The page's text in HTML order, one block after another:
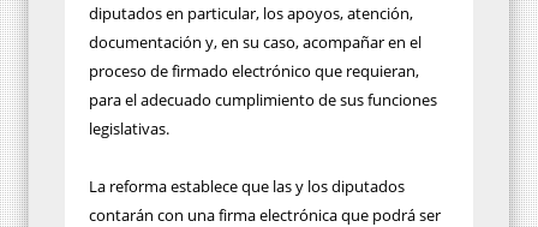
diputados en particular, los apoyos, atención,
documentación y, en su caso, acompañar en el
proceso de firmado electrónico que requieran,
para el adecuado cumplimiento de sus funciones
legislativas.
La reforma establece que las y los diputados
contarán con una firma electrónica que podrá ser